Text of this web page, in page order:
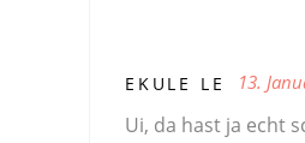
EKULE LE 13.
Ui, da hast ja echt